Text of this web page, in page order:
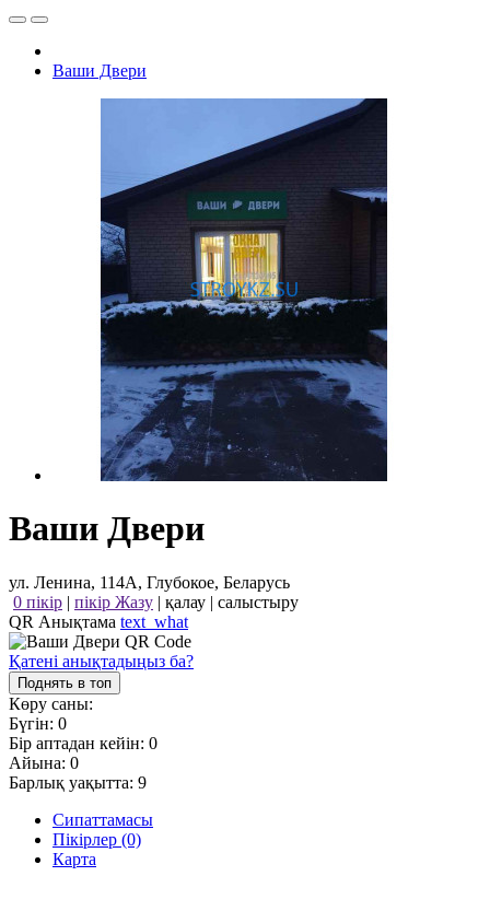
Ваши Двери
Ваши Двери
ул. Ленина, 114А, Глубокое, Беларусь
0 пікір | пікір Жазу | қалау | салыстыру
QR Анықтама text_what
Қатені анықтадыңыз ба?
Поднять в топ
Көру саны:
Бүгін: 0
Бір аптадан кейін: 0
Айына: 0
Барлық уақытта: 9
Сипаттамасы
Пікірлер (0)
Карта